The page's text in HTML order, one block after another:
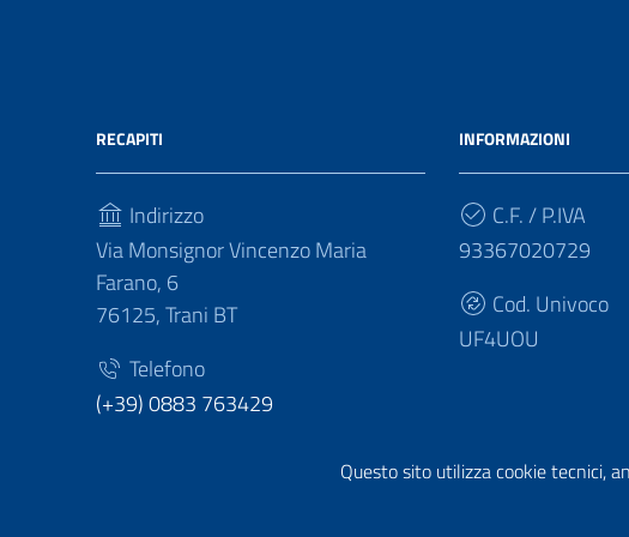
Questo sito utilizza cookie tecnici,
RECAPITI
Indirizzo
Via Monsignor Vincenzo Maria
Farano, 6
76125, Trani BT
Telefono
(+39) 0883 763429
INFORMAZIONI
C.F. / P.IVA
93367020729
Cod. Univoco
UF4UOU